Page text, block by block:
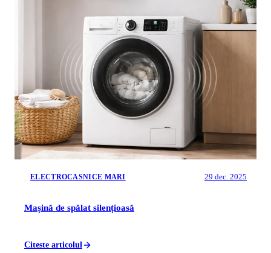
ELECTROCASNICE MARI 29 dec. 2025
Mașină de spălat silențioasă
Citeste articolul